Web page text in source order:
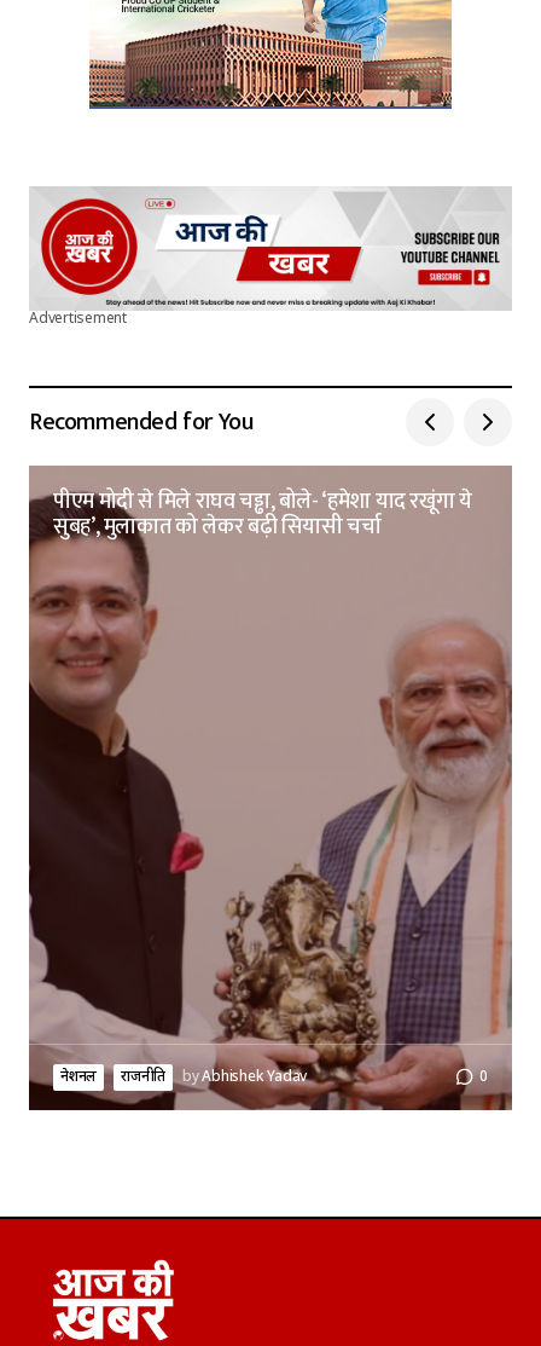
Advertisement
Recommended for You
पीएम मोदी से मिले राघव चड्ढा, बोले- ‘हमेशा याद रखूंगा ये
सुबह’, मुलाकात को लेकर बढ़ी सियासी चर्चा
नेशनल राजनीति byAbhishek Yadav 0